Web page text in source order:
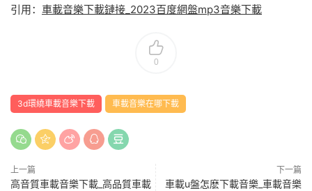
引用： 車載音樂下載鏈接_2023百度網盤mp3音樂下載
0
3d環繞車載音樂下載 車載音樂在哪下載
上一篇
高音質車載音樂下載_高品質車載
下一篇
車載u盤怎麽下載音樂_車載音樂